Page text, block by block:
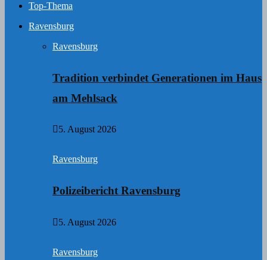
Top-Thema
Ravensburg
Ravensburg
Tradition verbindet Generationen im Haus
am Mehlsack
5. August 2026
Ravensburg
Polizeibericht Ravensburg
5. August 2026
Ravensburg